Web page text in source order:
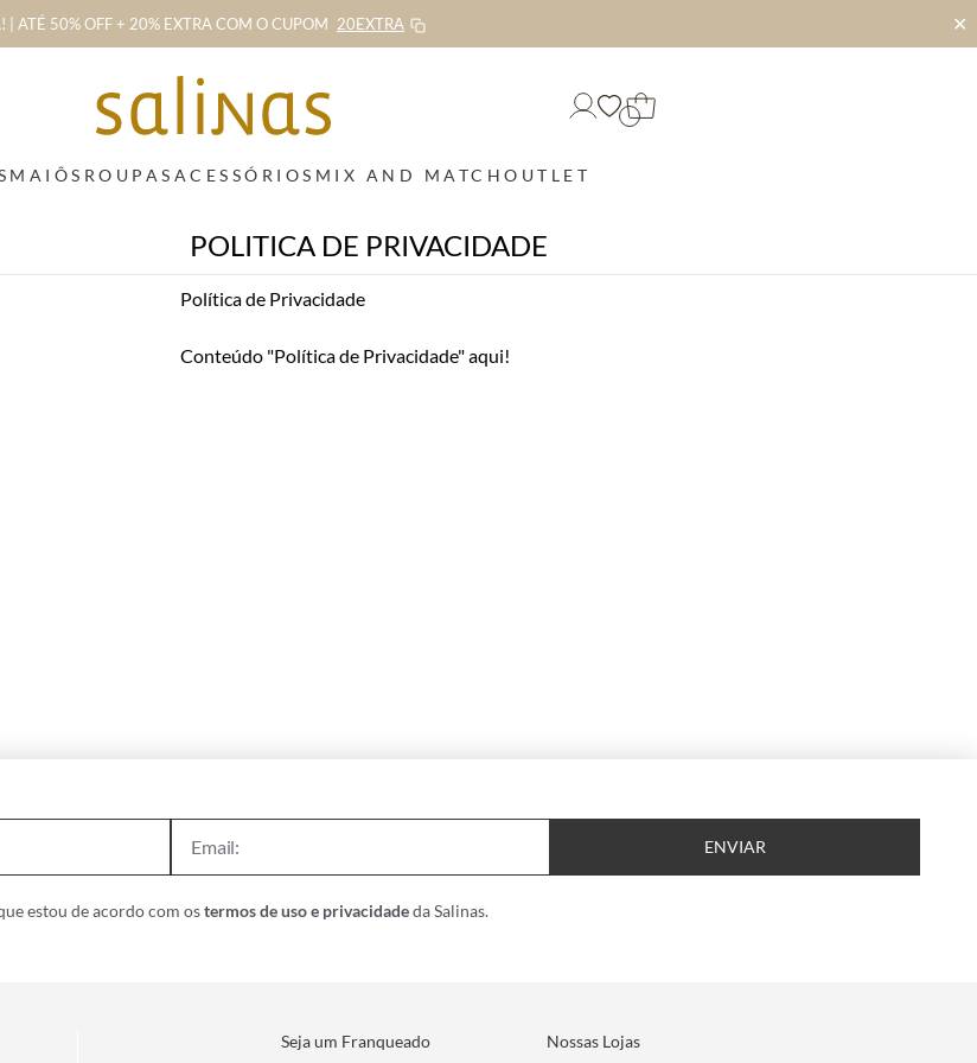
| ATÉ 50% OFF + 20% EXTRA COM O CUPOM 20EXTRA ✕
MAIÔS ROUPAS ACESSÓRIOS MIX AND MATCHOUTLET
POLITICA DE PRIVACIDADE
Política de Privacidade
Conteúdo "Política de Privacidade" aqui!
ENVIAR
estou de acordo com ostermos de uso e privacidadeda Salinas.
Seja um Franqueado Nossas Lojas